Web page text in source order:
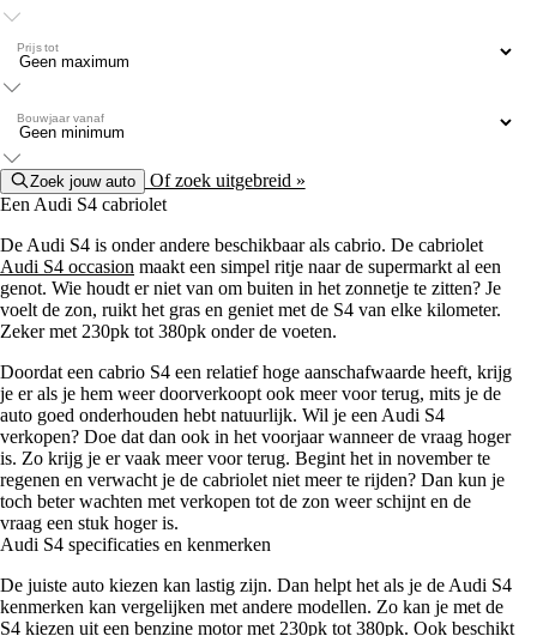
Prijs tot
Bouwjaar vanaf
Zoek jouw auto
Of zoek uitgebreid »
Een Audi S4 cabriolet
De Audi S4 is onder andere beschikbaar als cabrio. De cabriolet
Audi S4 occasion maakt een simpel ritje naar de supermarkt al een
genot. Wie houdt er niet van om buiten in het zonnetje te zitten? Je
voelt de zon, ruikt het gras en geniet met de S4 van elke kilometer.
Zeker met 230pk tot 380pk onder de voeten.
Doordat een cabrio S4 een relatief hoge aanschafwaarde heeft, krijg
je er als je hem weer doorverkoopt ook meer voor terug, mits je de
auto goed onderhouden hebt natuurlijk. Wil je een Audi S4
verkopen? Doe dat dan ook in het voorjaar wanneer de vraag hoger
is. Zo krijg je er vaak meer voor terug. Begint het in november te
regenen en verwacht je de cabriolet niet meer te rijden? Dan kun je
toch beter wachten met verkopen tot de zon weer schijnt en de
vraag een stuk hoger is.
Audi S4 specificaties en kenmerken
De juiste auto kiezen kan lastig zijn. Dan helpt het als je de Audi S4
kenmerken kan vergelijken met andere modellen. Zo kan je met de
S4 kiezen uit een benzine motor met 230pk tot 380pk. Ook beschikt